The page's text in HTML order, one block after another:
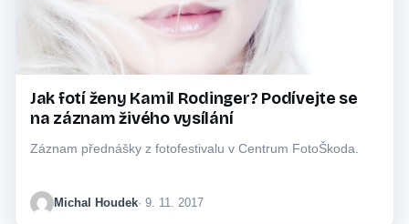
Jak fotí ženy Kamil Rodinger? Podívejte se
na záznam živého vysílání
Záznam přednášky z fotofestivalu v Centrum FotoŠkoda.
Michal Houdek· 9. 11. 2017